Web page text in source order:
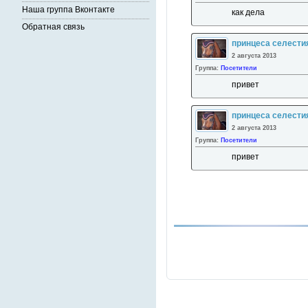
как дела
принцеса
2 августа 2013
Группа: Посетители
привет
принцеса
2 августа 2013
Группа: Посетители
привет
Наша группа Вконтакте
Обратная связь